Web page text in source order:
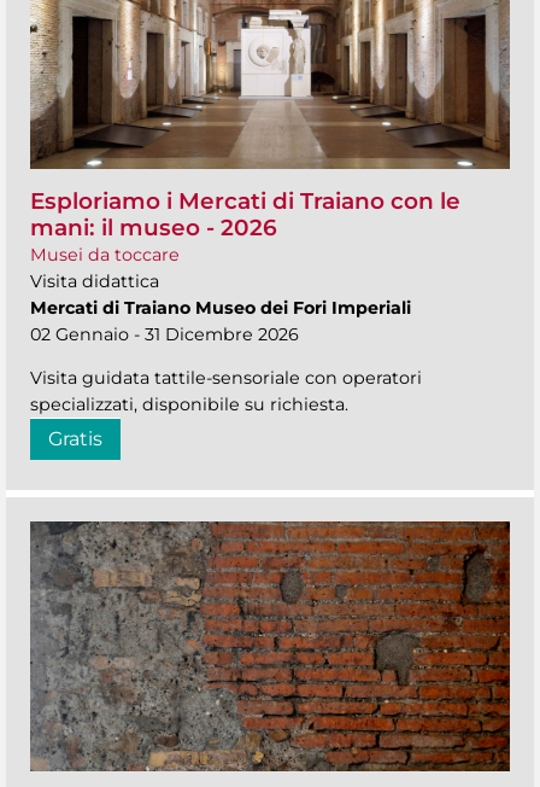
Esploriamo i Mercati di Traiano con le
mani: il museo - 2026
Musei da toccare
Visita didattica
Mercati di Traiano Museo dei Fori Imperiali
02 Gennaio - 31 Dicembre 2026
Visita guidata tattile-sensoriale con operatori
specializzati, disponibile su richiesta.
Gratis